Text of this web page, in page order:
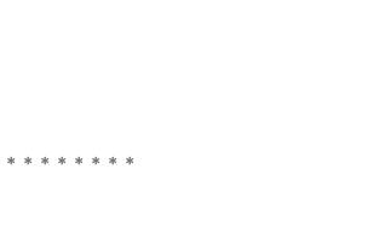
＊＊＊＊＊＊＊